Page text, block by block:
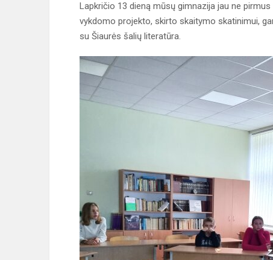
Lapkričio 13 dieną mūsų gimnazija jau ne
vykdomo projekto, skirto skaitymo skatinimui,
su Šiaurės šalių literatūra.